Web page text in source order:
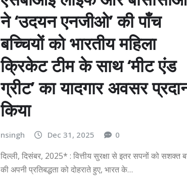
ने ‘उदयन एनजीओ’ की पाँच
बच्चियों को भारतीय महिला
क्रिकेट टीम के साथ ‘मीट एंड
ग्रीट’ का यादगार अवसर
किया
nsingh Dec 31, 2025 0
दिल्ली, दिसंबर, 2025* : वित्तीय सुरक्षा से इतर सपनों को सशक्त
की अपनी प्रतिबद्धता को दोहराते हुए, भारत के…